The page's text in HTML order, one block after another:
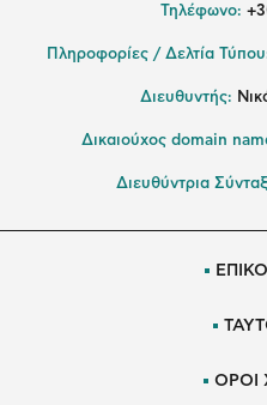
Τηλέφωνο:
Πληροφορίες / Δελτία
Διευθυντής:
Δικαιούχος domain
Διευθύντρια
ΟΡΟΙ